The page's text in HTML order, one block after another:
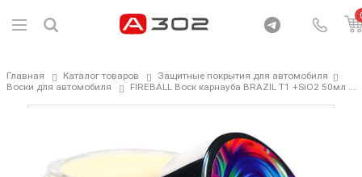
Главная Каталог товаров
Защитные покрытия для автомобиля
Воски для автомобиля
FIREBALL Воск карнауба BRAZIL T1 +SiO2 50мл ....